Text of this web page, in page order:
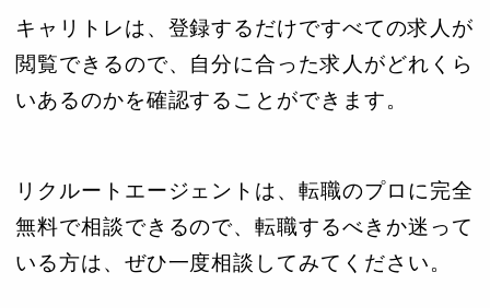
キャリトレは、登録するだけですべての求人が
閲覧できるので、自分に合った求人がどれくら
いあるのかを確認することができます。
リクルートエージェントは、転職のプロに完全
無料で相談できるので、転職するべきか迷って
いる方は、ぜひ一度相談してみてください。